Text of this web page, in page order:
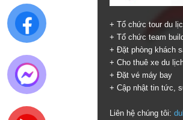
+ Tổ chức tour du
+ Tổ chức team
+ Đặt phòng khách
+ Cho thuê xe du
+ Đặt vé máy bay
+ Cập nhật tin tức,
Liên hệ chúng tôi: